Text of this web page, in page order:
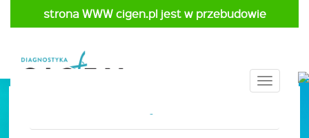
strona WWW cigen.pl jest w przebudowie
Toggle